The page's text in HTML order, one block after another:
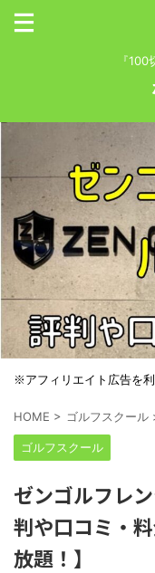
『
※アフィリエイト広告を
HOME > ゴルフスクール
ゴルフスクール
ゼンゴルフレ
判や口コミ・
放題！】